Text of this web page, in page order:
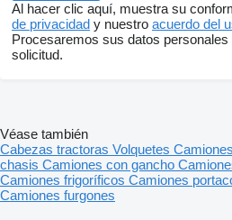
Al hacer clic aquí, muestra su
de privacidad y nuestro acuerdo del
Procesaremos sus datos
solicitud.
Véase también
Cabezas tractoras Volquetes
chasis Camiones con gancho
Camiones frigoríficos Camiones
Camiones furgones